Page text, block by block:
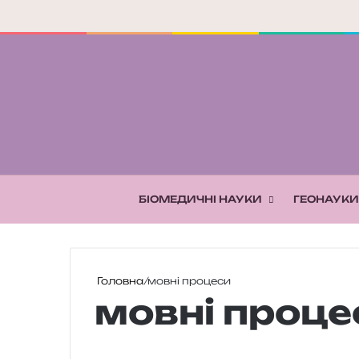
БІОМЕДИЧНІ НАУКИ ГЕОНАУКИ
Головна/мовні процеси
мовні